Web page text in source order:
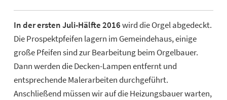
In der ersten Juli-Hälfte 2016wird die Orgel abgedeckt.
Die Prospektpfeifen lagern im Gemeindehaus, einige
große Pfeifen sind zur Bearbeitung beim Orgelbauer.
Dann werden die Decken-Lampen entfernt und
entsprechende Malerarbeiten durchgeführt.
Anschließend müssen wir auf die Heizungsbauer warten,